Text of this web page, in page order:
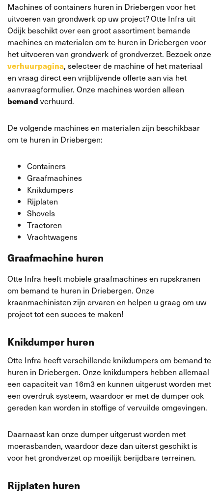
Machines of containers huren in Driebergen voor het
uitvoeren van grondwerk op uw project? Otte Infra uit
Odijk beschikt over een groot assortiment bemande
machines en materialen om te huren in Driebergen voor
het uitvoeren van grondwerk of grondverzet. Bezoek onze
verhuurpagina, selecteer de machine of het materiaal
en vraag direct een vrijblijvende offerte aan via het
aanvraagformulier. Onze machines worden alleen
bemand verhuurd.
De volgende machines en materialen zijn beschikbaar
om te huren in Driebergen:
Containers
Graafmachines
Knikdumpers
Rijplaten
Shovels
Tractoren
Vrachtwagens
Graafmachine huren
Otte Infra heeft mobiele graafmachines en rupskranen
om bemand te huren in Driebergen. Onze
kraanmachinisten zijn ervaren en helpen u graag om uw
project tot een succes te maken!
Knikdumper huren
Otte Infra heeft verschillende knikdumpers om bemand te
huren in Driebergen. Onze knikdumpers hebben allemaal
een capaciteit van 16m3 en kunnen uitgerust worden met
een overdruk systeem, waardoor er met de dumper ook
gereden kan worden in stoffige of vervuilde omgevingen.
Daarnaast kan onze dumper uitgerust worden met
moerasbanden, waardoor deze dan uiterst geschikt is
voor het grondverzet op moeilijk berijdbare terreinen.
Rijplaten huren